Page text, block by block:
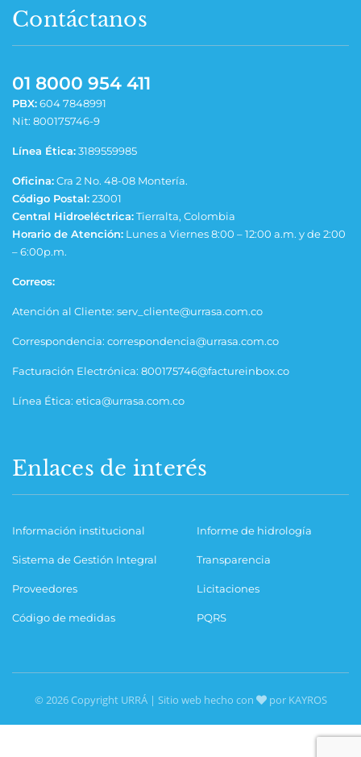
Contáctanos
01 8000 954 411
PBX:604 7848991
Nit: 800175746-9
Línea Ética:3189559985
Oficina:Cra 2 No. 48-08 Montería.
Código Postal:23001
Central Hidroeléctrica:Tierralta, Colombia
Horario de Atención: Lunes a Viernes 8:00 – 12:00 a.m. y de 2:00
– 6:00p.m.
Correos:
Atención al Cliente: serv_cliente@urrasa.com.co
Correspondencia: correspondencia@urrasa.com.co
Facturación Electrónica: 800175746@factureinbox.co
Línea Ética: etica@urrasa.com.co
Enlaces de interés
Información institucional Informe de hidrología
Sistema de Gestión Integral Transparencia
Proveedores Licitaciones
Código de medidas PQRS
© 2026 Copyright URRÁ | Sitio web hecho con por KAYROS